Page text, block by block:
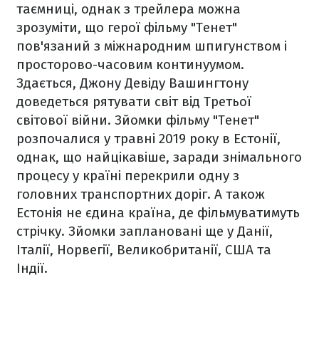
таємниці, однак з трейлера можна
зрозуміти, що герої фільму "Тенет"
пов'язаний з міжнародним шпигунством і
просторово-часовим континуумом.
Здається, Джону Девіду Вашингтону
доведеться рятувати світ від Третьої
світової війни. Зйомки фільму "Тенет"
розпочалися у травні 2019 року в Естонії,
однак, що найцікавіше, заради знімального
процесу у країні перекрили одну з
головних транспортних доріг. А також
Естонія не єдина країна, де фільмуватимуть
стрічку. Зйомки заплановані ще у Данії,
Італії, Норвегії, Великобританії, США та
Індії.